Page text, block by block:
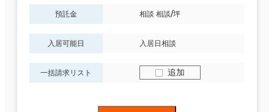
預託金 相談 相談/坪
入居可能日 入居日相談
一括請求リスト 追加